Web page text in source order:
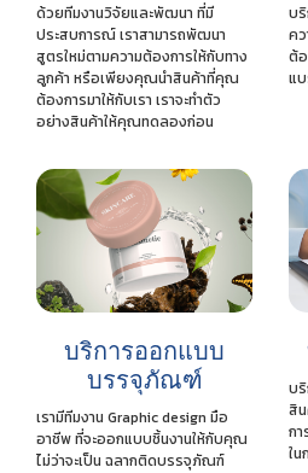
ด้วยทีมงานวิจัยและพัฒนา ที่มี
ประสบการณ์ เราสามารถพัฒนา
สูตรใหม่ตามความต้องการให้กับทาง
ลูกค้า หรือเพียงคุณนำสินค้าที่คุณ
ต้องการมาให้กับเรา เราจะทำตัว
อย่างสินค้าให้คุณทดลองก่อน
บ
คว
ต้
แ
บริการออกแบบ
บรรจุภัณฑ์
เรามีทีมงาน Graphic design มือ
อาชีพ ที่จะออกแบบชิ้นงานให้กับคุณ
ไม่ว่าจะเป็น ฉลากติดบรรจุภัณฑ์
บ
สิ
ก
ใน